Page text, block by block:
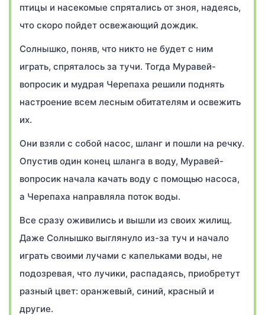
птицы и насекомые спрятались от зноя, надеясь,
что скоро пойдет освежающий дождик.
Солнышко, поняв, что никто не будет с ним
играть, спряталось за тучи. Тогда Муравей-
вопросик и мудрая Черепаха решили поднять
настроение всем лесным обитателям и освежить
их.
Они взяли с собой насос, шланг и пошли на речку.
Опустив один конец шланга в воду, Муравей-
вопросик начала качать воду с помощью насоса,
а Черепаха направляла поток воды.
Все сразу оживились и вышли из своих жилищ.
Даже Солнышко выглянуло из-за туч и начало
играть своими лучами с капельками воды, не
подозревая, что лучики, распадаясь, приобретут
разный цвет: оранжевый, синий, красный и
другие.